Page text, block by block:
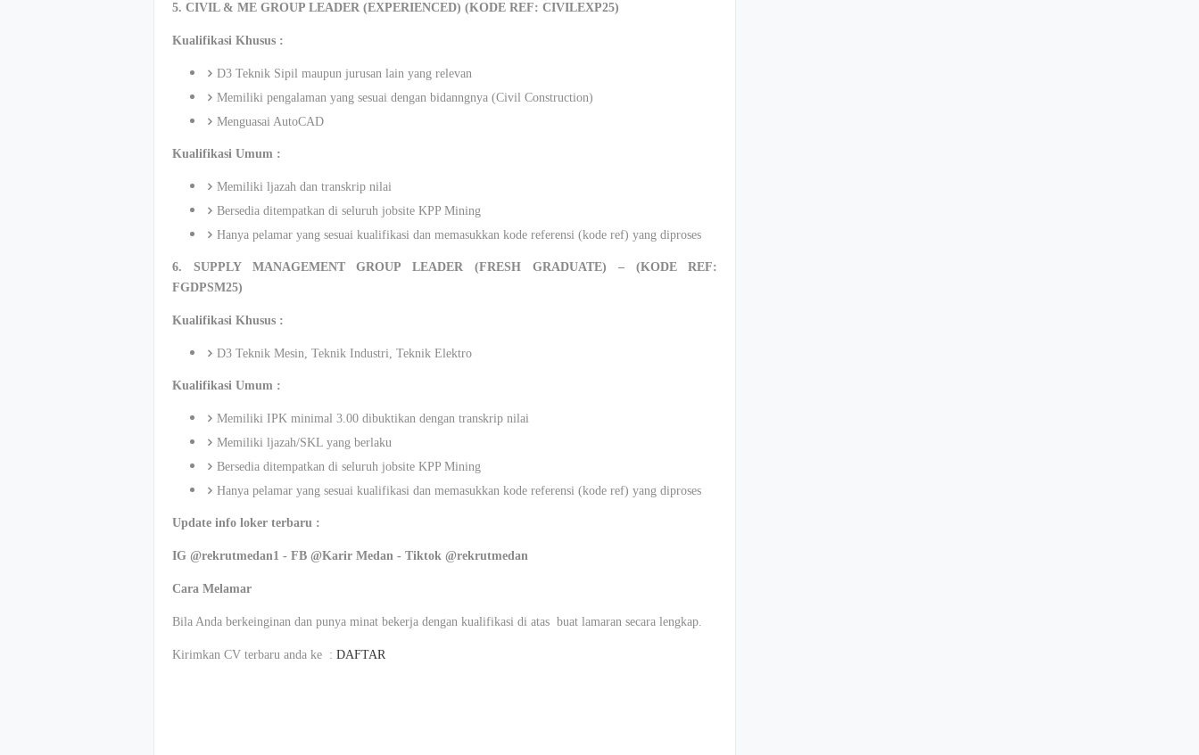
5. CIVIL & ME GROUP LEADER (EXPERIENCED) (KODE REF: CIVILEXP25)
Kualifikasi Khusus :
D3 Teknik Sipil maupun jurusan lain yang relevan
Memiliki pengalaman yang sesuai dengan bidanngnya (Civil Construction)
Menguasai AutoCAD
Kualifikasi Umum :
Memiliki ljazah dan transkrip nilai
Bersedia ditempatkan di seluruh jobsite KPP Mining
Hanya pelamar yang sesuai kualifikasi dan memasukkan kode referensi (kode ref) yang diproses
6. SUPPLY MANAGEMENT GROUP LEADER (FRESH GRADUATE) – (KODE REF:
FGDPSM25)
Kualifikasi Khusus :
D3 Teknik Mesin, Teknik Industri, Teknik Elektro
Kualifikasi Umum :
Memiliki IPK minimal 3.00 dibuktikan dengan transkrip nilai
Memiliki ljazah/SKL yang berlaku
Bersedia ditempatkan di seluruh jobsite KPP Mining
Hanya pelamar yang sesuai kualifikasi dan memasukkan kode referensi (kode ref) yang diproses
Update info loker terbaru :
IG @rekrutmedan1 - FB @Karir Medan - Tiktok @rekrutmedan
Cara Melamar
Bila Anda berkeinginan dan punya minat bekerja dengan kualifikasi di atas buat lamaran secara lengkap.
Kirimkan CV terbaru anda ke : DAFTAR